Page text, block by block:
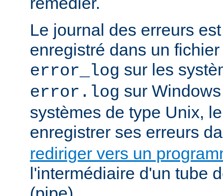
Le journal des erreurs
enregistré dans un
error_log sur les
error.log sur
systèmes de type Unix,
enregistrer ses erreurs
rediriger vers un
l'intermédiaire d'un tube